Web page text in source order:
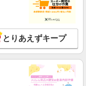
詳細を見る
円（資格・経験によ
とりあえずキープ